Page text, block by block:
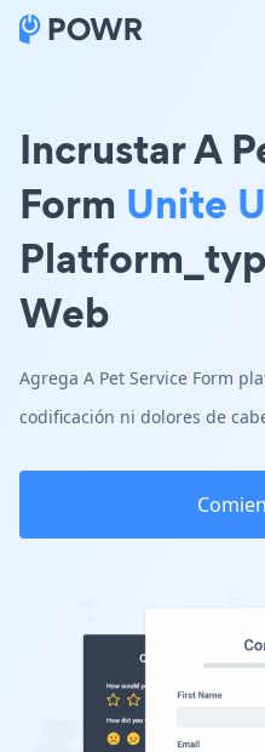
Incrustar A
Form Unite
Web
Agrega A Pet Service Form
codificación ni dolores de